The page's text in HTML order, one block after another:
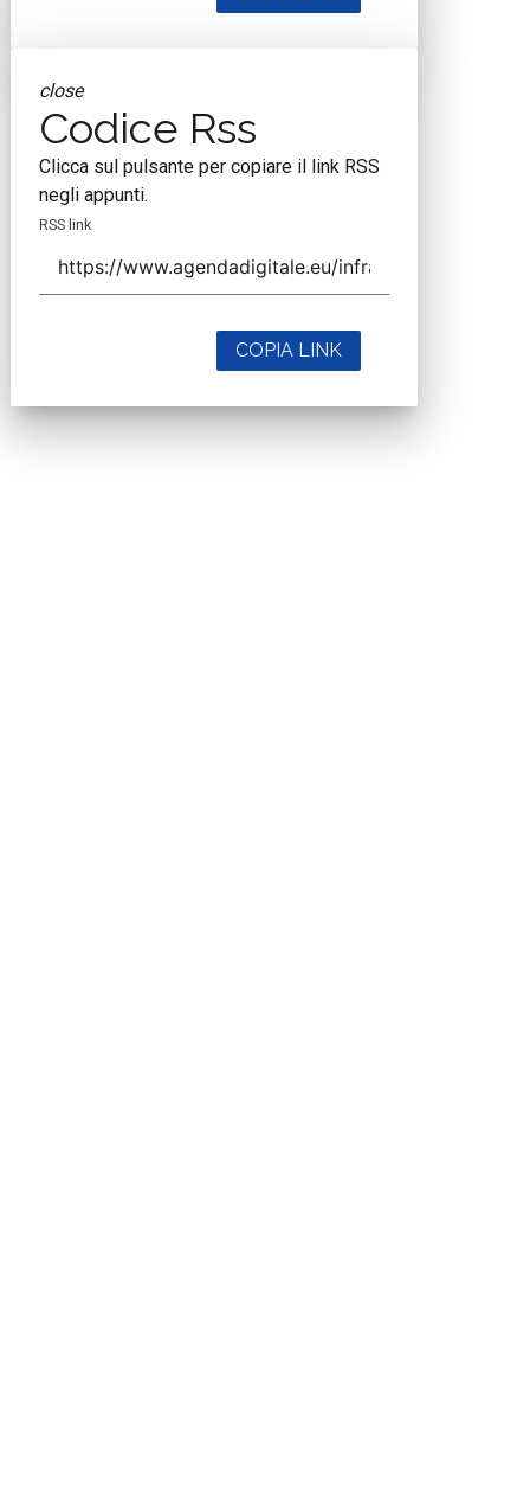
close
Codice Rss
Clicca sul pulsante per copiare il link RSS
negli appunti.
RSS link
COPIA LINK